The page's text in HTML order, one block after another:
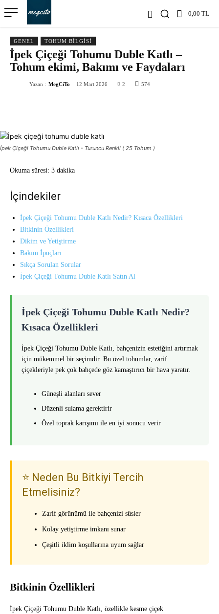
0,00 TL
GENEL TOHUM BILGISI
İpek Çiçeği Tohumu Duble Katlı –
Tohum ekimi, Bakımı ve Faydaları
Yazan : MegCiTo 12 Mart 2026 2 574
İpek Çiçeği Tohumu Duble Katlı - Turuncu Renkli ( 25 Tohum )
Okuma süresi: 3 dakika
İçindekiler
İpek Çiçeği Tohumu Duble Katlı Nedir? Kısaca Özellikleri
Bitkinin Özellikleri
Dikim ve Yetiştirme
Bakım İpuçları
Sıkça Sorulan Sorular
İpek Çiçeği Tohumu Duble Katlı Satın Al
İpek Çiçeği Tohumu Duble Katlı Nedir?
Kısaca Özellikleri
İpek Çiçeği Tohumu Duble Katlı, bahçenizin estetiğini artırmak
için mükemmel bir seçimdir. Bu özel tohumlar, zarif
çiçekleriyle pek çok bahçede göz kamaştırıcı bir hava yaratır.
Güneşli alanları sever
Düzenli sulama gerektirir
Özel toprak karışımı ile en iyi sonucu verir
⭐ Neden Bu Bitkiyi Tercih
Etmelisiniz?
Zarif görünümü ile bahçenizi süsler
Kolay yetiştirme imkanı sunar
Çeşitli iklim koşullarına uyum sağlar
Bitkinin Özellikleri
İpek Çiçeği Tohumu Duble Katlı, özellikle kesme çiçek